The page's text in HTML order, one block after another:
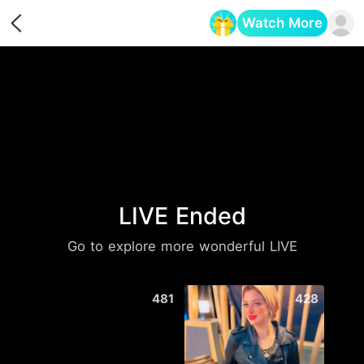
Watch More
LIVE Ended
Go to explore more wonderful LIVE
481 428